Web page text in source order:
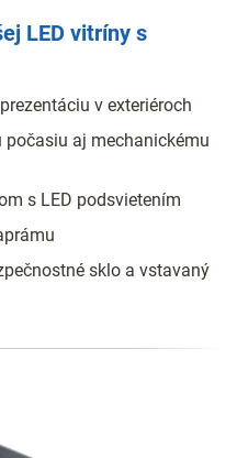
LED vitríny s
v exteriéroch
aj mechanickému
s LED podsvietením
sklo a vstavaný